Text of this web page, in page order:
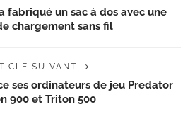
fabriqué un sac à dos avec une
chargement sans fil
SUIVANT
ses ordinateurs de jeu Predator
900 et Triton 500